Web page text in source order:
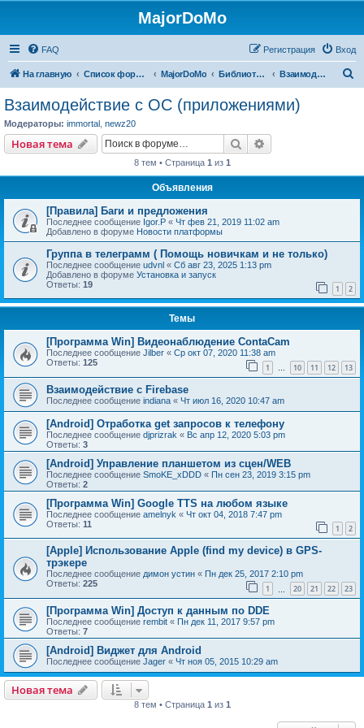
MajorDoMo
FAQ Вход
Регистрация
На главную Список форумов MajorDoMo Библиотека решений Взаимодействие с ОС (приложениями)
Взаимодействие с ОС (приложениями)
Модераторы: immortal newz20
Новая тема Поиск
8 тем • Страница 1 из 1
Объявления
[Правила] Баги и предложения
Последнее сообщение Igor.P « Чт фев 21, 2019 11:02 am
Добавлено в форуме Новости платформы
Группа в телеграмм ( Помощь новичкам и не только)
Последнее сообщение udvnl « Сб авг 23, 2025 1:13 pm
Добавлено в форуме Установка и запуск
Ответы: 19 1 2
Темы
[Программа Win] Видеонаблюдение ContaCam
Последнее сообщение Jilber « Ср окт 07, 2020 11:38 am
Ответы: 125 1 … 10 11 12 13
Взаимодействие с Firebase
Последнее сообщение indiana « Чт июл 16, 2020 10:47 am
[Android] Отработка get запросов к телефону
Последнее сообщение djprizrak « Вс апр 12, 2020 5:03 pm
Ответы: 3
[Android] Управление планшетом из сцен/WEB
Последнее сообщение SmoKE_xDDD « Пн сен 23, 2019 3:15 pm
Ответы: 2
[Программа Win] Google TTS на любом языке
Последнее сообщение amelnyk « Чт окт 04, 2018 7:47 pm
Ответы: 11 1 2
[Apple] Использование Apple (find my device) в GPS-
трэкере
Последнее сообщение димон устин « Пн дек 25, 2017 2:10 pm
Ответы: 225 1 20 21 22 23
[Программа Win] Доступ к данным по DDE
Последнее сообщение rembit « Пн дек 11, 2017 9:57 pm
Ответы: 7
[Android] Виджет для Android
Последнее сообщение Jager « Чт ноя 05, 2015 10:29 am
Новая тема
8 тем • Страница 1 из 1